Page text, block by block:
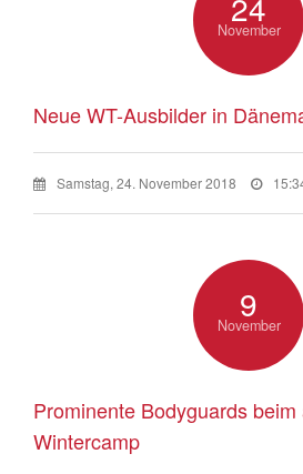
November
Neue WT-Ausbilder in
Samstag, 24. November 2018
9
November
Prominente Bodyguards
Wintercamp